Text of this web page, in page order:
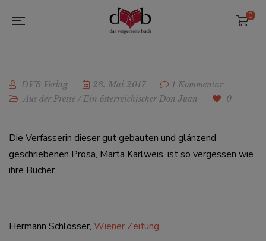
0
DVB Verlag 28. Mai 2017
1 Kommentar
Aus der Presse /Ein österreichischer Don Juan 0
Die Verfasserin dieser gut gebauten und glänzend
geschriebenen Prosa, Marta Karlweis, ist so vergessen wie
ihre Bücher.
Hermann Schlösser, Wiener Zeitung